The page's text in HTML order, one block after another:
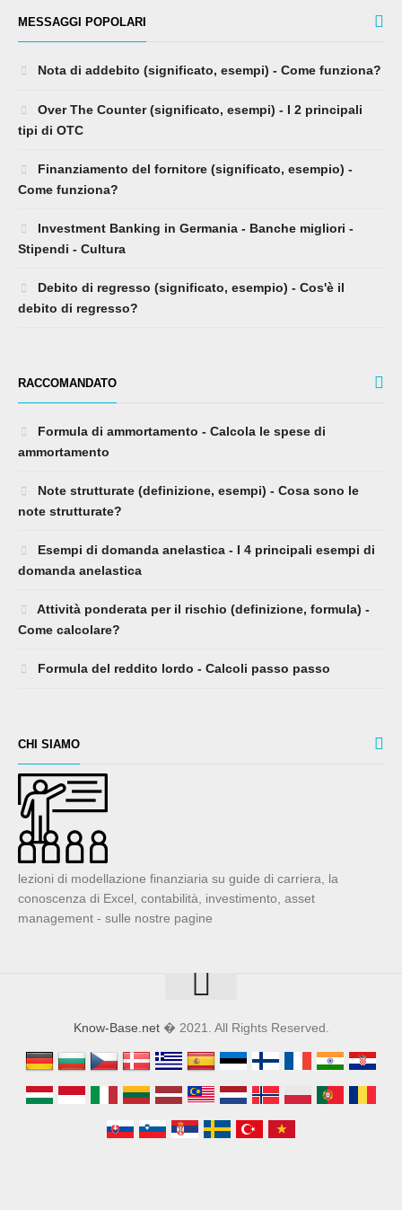
MESSAGGI POPOLARI
Nota di addebito (significato, esempi) - Come funziona?
Over The Counter (significato, esempi) - I 2 principali
tipi di OTC
Finanziamento del fornitore (significato, esempio) -
Come funziona?
Investment Banking in Germania - Banche migliori -
Stipendi - Cultura
Debito di regresso (significato, esempio) - Cos'è il
debito di regresso?
RACCOMANDATO
Formula di ammortamento - Calcola le spese di
ammortamento
Note strutturate (definizione, esempi) - Cosa sono le
note strutturate?
Esempi di domanda anelastica - I 4 principali esempi di
domanda anelastica
Attività ponderata per il rischio (definizione, formula) -
Come calcolare?
Formula del reddito lordo - Calcoli passo passo
CHI SIAMO
lezioni di modellazione finanziaria su guide di carriera, la
conoscenza di Excel, contabilità, investimento, asset
management - sulle nostre pagine
Know-Base.net� 2021. All Rights Reserved.